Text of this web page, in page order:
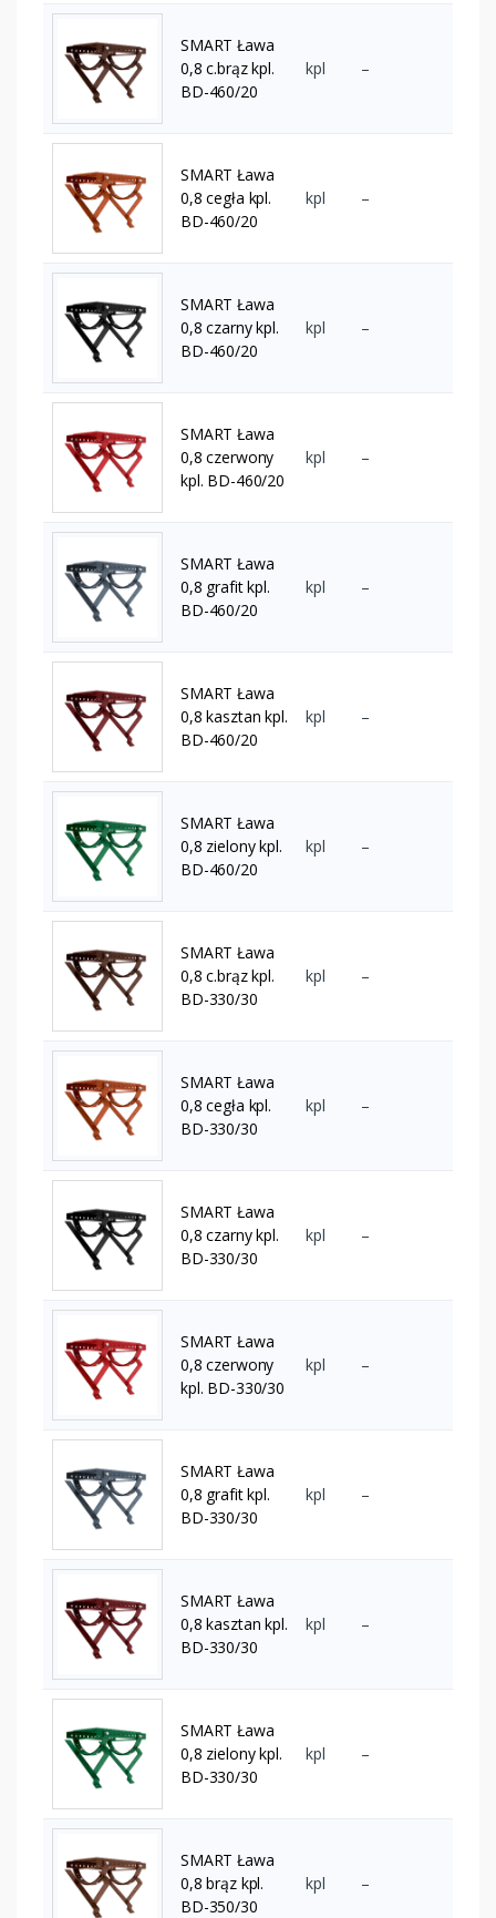
SMART Ława
0,8 c.brąz kpl.
BD-460/20
kpl –
SMART Ława
0,8 cegła kpl.
BD-460/20
kpl –
SMART Ława
0,8 czarny kpl.
BD-460/20
kpl –
SMART Ława
0,8 czerwony
kpl. BD-460/20
kpl –
SMART Ława
0,8 grafit kpl.
BD-460/20
kpl –
SMART Ława
0,8 kasztan kpl.
BD-460/20
kpl –
SMART Ława
0,8 zielony kpl.
BD-460/20
kpl –
SMART Ława
0,8 c.brąz kpl.
BD-330/30
kpl –
SMART Ława
0,8 cegła kpl.
BD-330/30
kpl –
SMART Ława
0,8 czarny kpl.
BD-330/30
kpl –
SMART Ława
0,8 czerwony
kpl. BD-330/30
kpl –
SMART Ława
0,8 grafit kpl.
BD-330/30
kpl –
SMART Ława
0,8 kasztan kpl.
BD-330/30
kpl –
SMART Ława
0,8 zielony kpl.
BD-330/30
kpl –
SMART Ława
0,8 brąz kpl.
BD-350/30
kpl –